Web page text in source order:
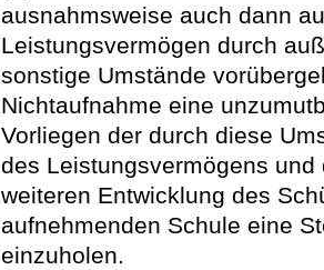
ausnahmsweise auch dann
Leistungsvermögen durch
sonstige Umstände
Nichtaufnahme eine
Vorliegen der durch diese
des Leistungsvermögens
weiteren Entwicklung des
aufnehmenden Schule eine
einzuholen.